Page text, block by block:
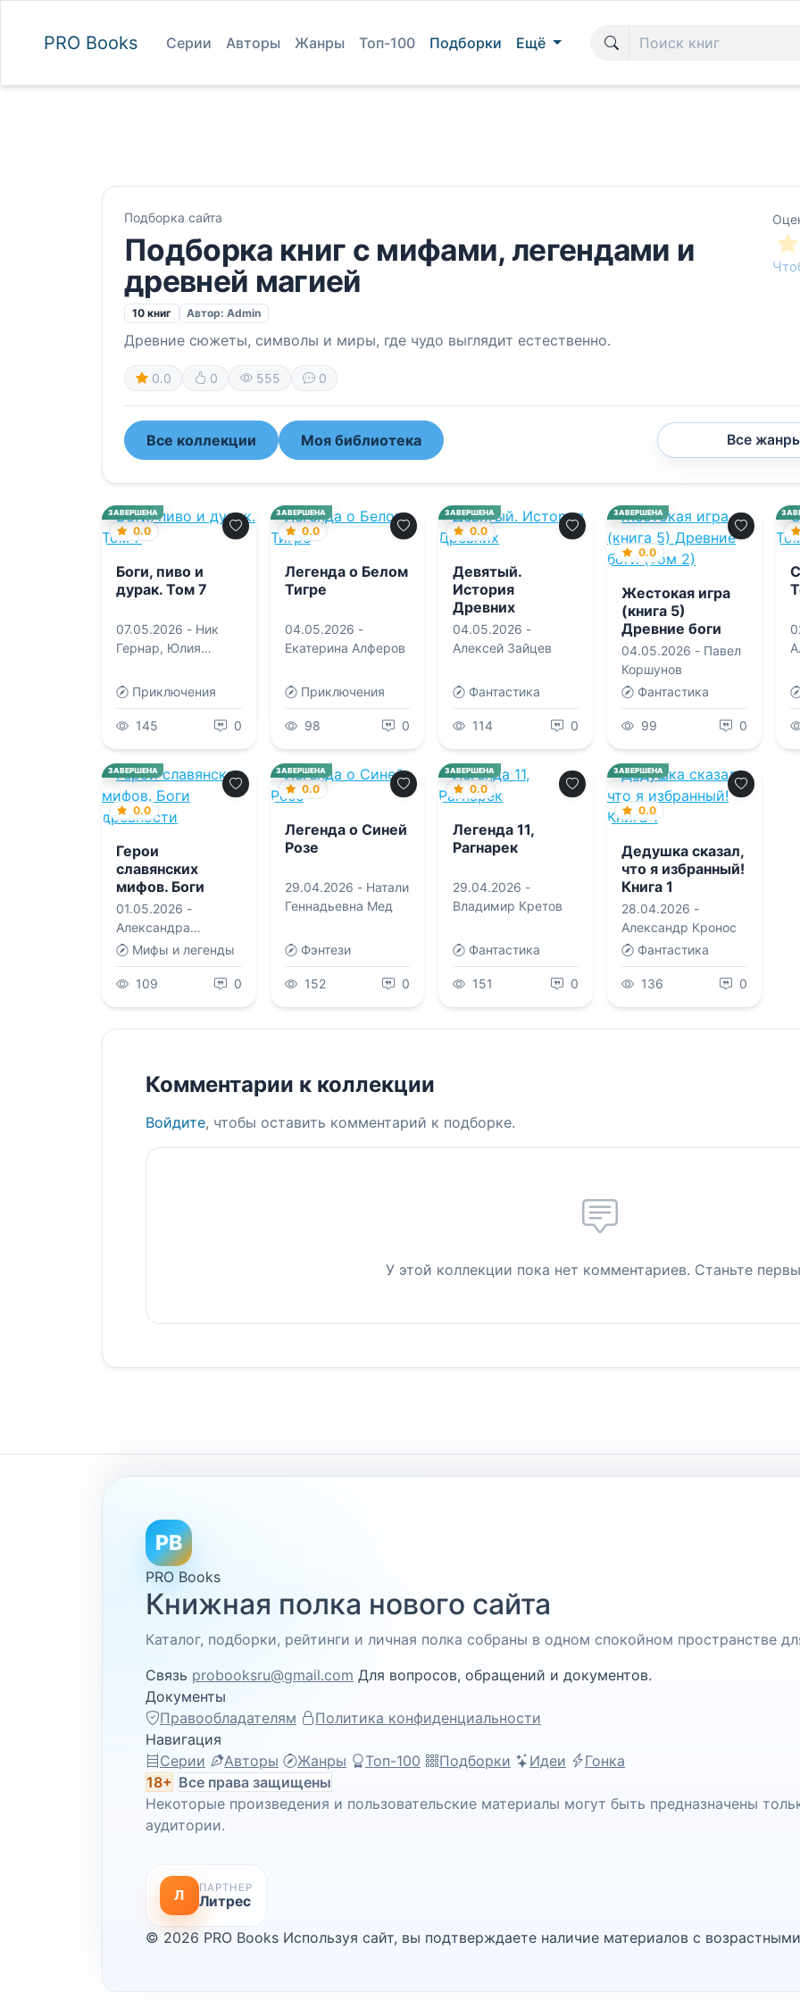
PRO Books Серии Авторы Жанры Топ-100 Подборки Ещё
Подборка сайта
Подборка книг с мифами, легендами и
древней магией
10 книг Автор: Admin
Древние сюжеты, символы и миры, где чудо выглядит естественно.
0.0 0 555 0
Все коллекции Моя библиотека Все
ЗАВЕРШЕНА
0.0
Боги, пиво и
дурак. Том 7
07.05.2026 - Ник
Гернар, Юлия
Приключения
145 0
ЗАВЕРШЕНА
0.0
Легенда о Белом
Тигре
04.05.2026 -
Екатерина Алферов
Приключения
98 0
ЗАВЕРШЕНА
0.0
Девятый.
История
Древних
04.05.2026 -
Алексей Зайцев
Фантастика
114 0
ЗАВЕРШЕНА
0.0
Жестокая игра
(книга 5)
Древние боги
(том 2)
04.05.2026 - Павел
Коршунов
Фантастика
99 0
ЗАВЕРШЕНА
0.0
Герои
славянских
мифов. Боги
древности
01.05.2026 -
Александра
Леонидовна
Баркова,Надежда
Мирошина
Мифы и легенды
109 0
ЗАВЕРШЕНА
0.0
Легенда о Синей
Розе
29.04.2026 - Натали
Геннадьевна Мед
Фэнтези
152 0
ЗАВЕРШЕНА
0.0
Легенда 11,
Рагнарек
29.04.2026 -
Владимир Кретов
Фантастика
151 0
ЗАВЕРШЕНА
0.0
Дедушка сказал,
что я избранный!
Книга 1
28.04.2026 -
Александр Кронос
Фантастика
136 0
Комментарии к коллекции
Войдите, чтобы оставить комментарий к подборке.
У этой коллекции пока нет комментариев. Станьте
PB
PRO Books
Книжная полка нового сайта
Каталог, подборки, рейтинги и личная полка собраны в одном спокойном пространстве
Связь probooksru@gmail.com Для вопросов, обращений и документов.
Документы
Правообладателям
Политика конфиденциальности
Навигация
Серии
Авторы Жанры Топ-100 Подборки Идеи
Гонка
18+ Все права защищены
Некоторые произведения и пользовательские материалы могут быть предназначены
аудитории.
Л ПАРТНЕР
Литрес
© 2026 PRO Books Используя сайт, вы подтверждаете наличие материалов с